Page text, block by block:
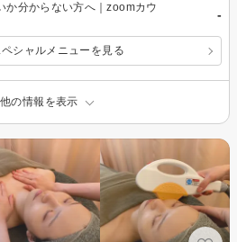
か分からない方へ｜zoomカウ
-
シャルメニューを見る
の情報を表示